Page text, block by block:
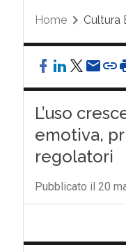
Home Cultura
L’uso
emotiva,
regolatori
Pubblicato il 20